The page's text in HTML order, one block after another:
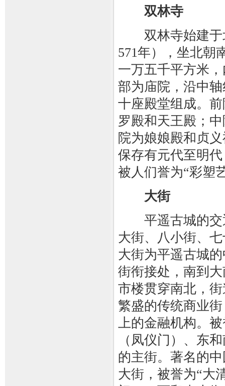
双林寺
双林寺始建于
571年），坐北朝
一万五千平方米
部为庙院，沿中
十座殿堂组成。
罗殿和天王殿；
院为娘娘殿和贞
保存有元代至明
被人们誉为“彩塑
大街
平遥古城的交
大街、八小街、
大街为平遥古城
街衔接处，南到
市楼贯穿南北，
繁盛的传统商业
上的金融机构。
（凤仪门）、东
的主街。著名的
大街，被誉为“大